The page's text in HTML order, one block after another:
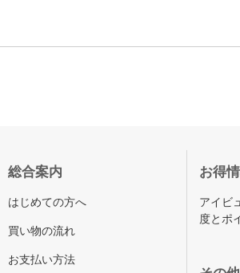
総合案内
はじめての方へ
買い物の流れ
お支払い方法
お得
アイビ
度とポ